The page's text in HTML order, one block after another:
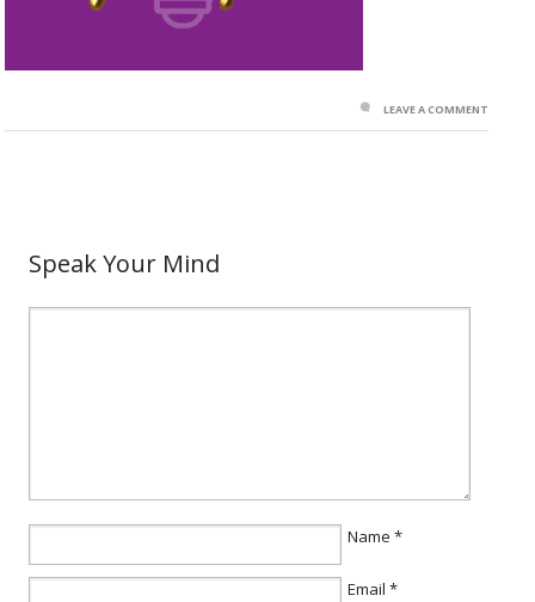
LEAVE A COMMENT
Speak Your Mind
Name *
Email *